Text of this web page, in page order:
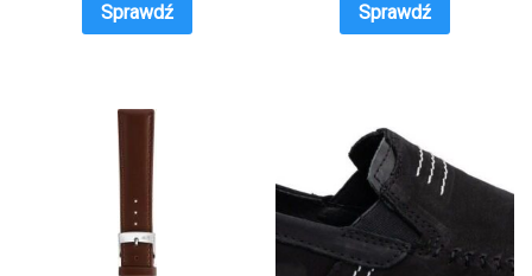
Sprawdź Sprawdź